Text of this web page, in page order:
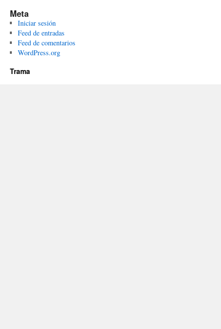
Meta
Iniciar sesión
Feed de entradas
Feed de comentarios
WordPress.org
Trama